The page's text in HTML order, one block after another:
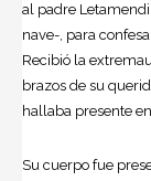
al padre
nave-, para
Recibió la
brazos de su
hallaba presente
Su cuerpo fue